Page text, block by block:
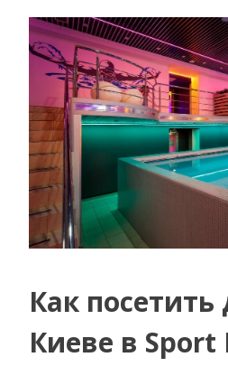
Как
Киеве в Sport